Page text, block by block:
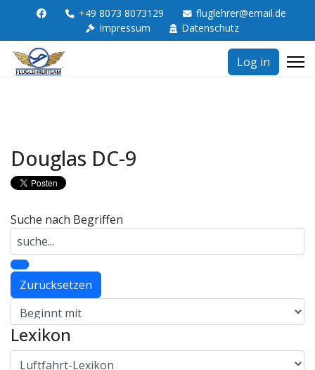
+49 8073 8073129
fluglehrer@email.de
Impressum
Datenschutz
Log in
Douglas DC-9
Suche nach Begriffen
Lexikon